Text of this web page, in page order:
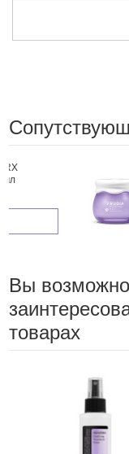
2
Вы
товарах